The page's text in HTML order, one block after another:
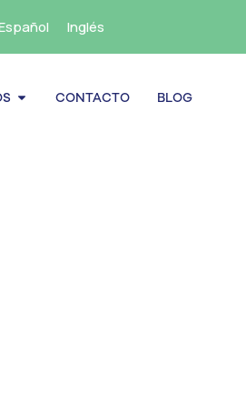
Inglés
Abrir Servicios
CONTACTO BLOG